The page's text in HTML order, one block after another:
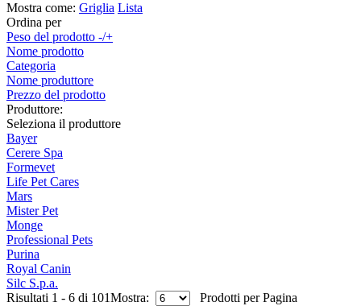
Mostra come: Griglia Lista
Ordina per
Peso del prodotto -/+
Nome prodotto
Categoria
Nome produttore
Prezzo del prodotto
Produttore:
Seleziona il produttore
Bayer
Cerere Spa
Formevet
Life Pet Cares
Mars
Mister Pet
Monge
Professional Pets
Purina
Royal Canin
Silc S.p.a.
Risultati 1 - 6 di 101Mostra: Prodotti per Pagina